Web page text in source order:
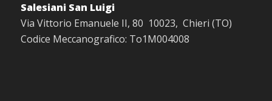
Salesiani San Luigi
Via Vittorio Emanuele II, 80 10023, Chieri (TO)
Codice Meccanografico: To1M004008